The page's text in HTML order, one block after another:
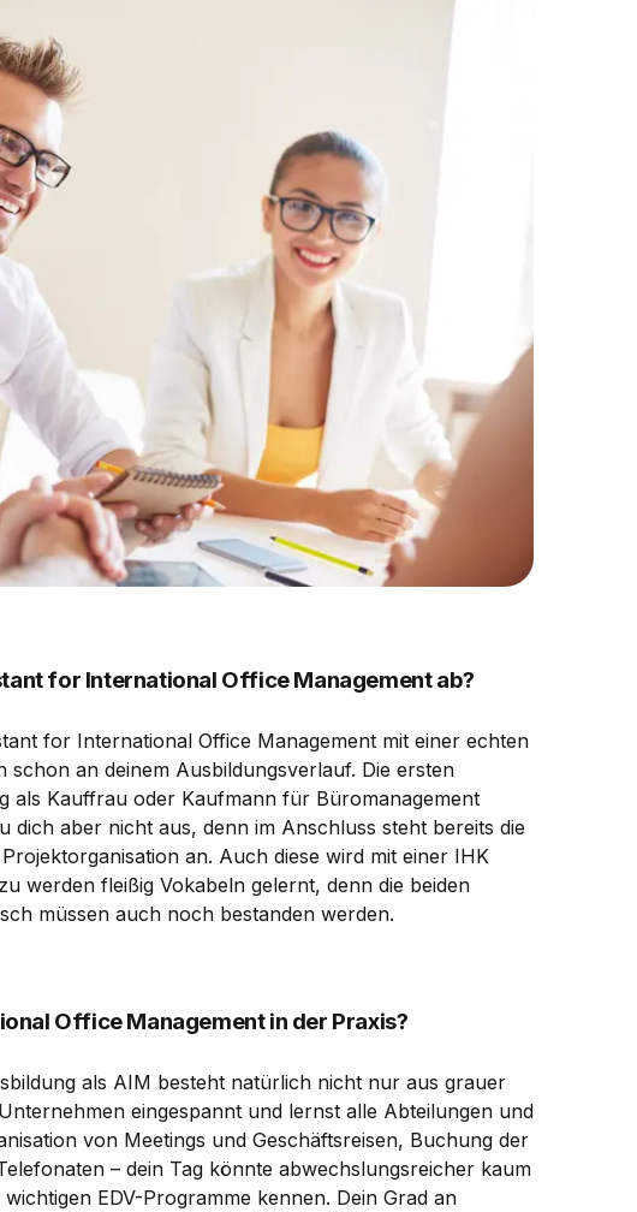
for International Office Management ab?
for International Office Management mit einer echten
an deinem Ausbildungsverlauf. Die ersten
als Kauffrau oder Kaufmann für Büromanagement
dich aber nicht aus, denn im Anschluss steht bereits die
an. Auch diese wird mit einer IHK
werden fleißig Vokabeln gelernt, denn die beiden
müssen auch noch bestanden werden.
Office Management in der Praxis?
als AIM besteht natürlich nicht nur aus grauer
eingespannt und lernst alle Abteilungen und
von Meetings und Geschäftsreisen, Buchung der
– dein Tag könnte abwechslungsreicher kaum
EDV-Programme kennen. Dein Grad an